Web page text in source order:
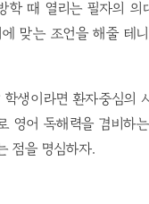
학 때 열리는 필자의 의
맞는 조언을 해줄 테
생이라면 환자중심의
영어 독해력을 겸비하
점을 명심하자.